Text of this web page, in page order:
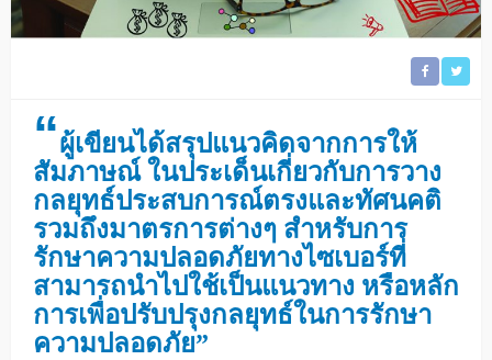
“ผู้เขียนได้สรุปแนวคิดจากการให้
สัมภาษณ์ ในประเด็นเกี่ยวกับการวาง
กลยุทธ์ประสบการณ์ตรงและทัศนคติ
รวมถึงมาตรการต่างๆ สำหรับการ
รักษาความปลอดภัยทางไซเบอร์ที่
สามารถนำไปใช้เป็นแนวทาง หรือหลัก
การเพื่อปรับปรุงกลยุทธ์ในการรักษา
ความปลอดภัย”